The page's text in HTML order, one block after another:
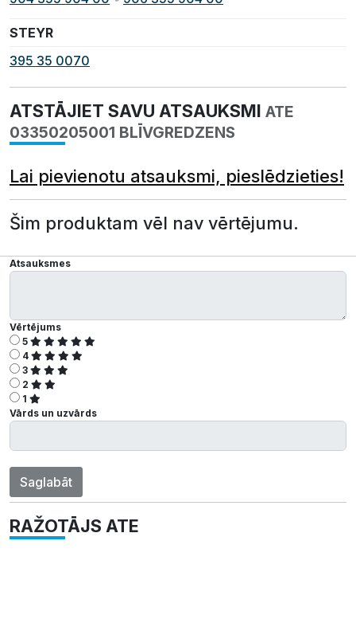
STEYR
395 35 0070
ATSTĀJIET SAVU ATSAUKSMI ATE
03350205001 BLĪVGREDZENS
Lai pievienotu atsauksmi, pieslēdzieties!
Šim produktam vēl nav vērtējumu.
Atsauksmes
Vērtējums
5
4
3
2
1
Vārds un uzvārds
Saglabāt
RAŽOTĀJS ATE